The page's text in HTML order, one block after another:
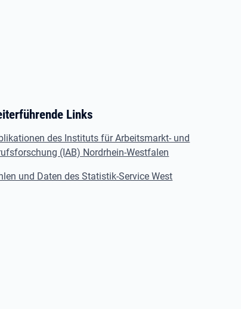
Links
des Instituts für Arbeitsmarkt- und
(IAB) Nordrhein-Westfalen
und Daten des Statistik-Service West